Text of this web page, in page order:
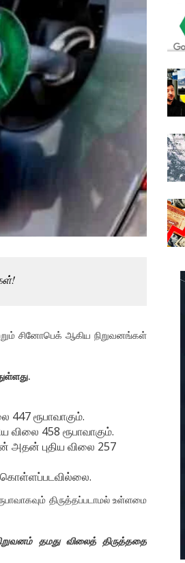
சினோபெக் ஆகிய நிறுவனங்கள்
ரூபாவாகும்.
விலை 458 ரூபாவாகும்.
அதன் புதிய விலை 257
திருத்தப்படாமல் உள்ளமை
தமது விலைத் திருத்ததை